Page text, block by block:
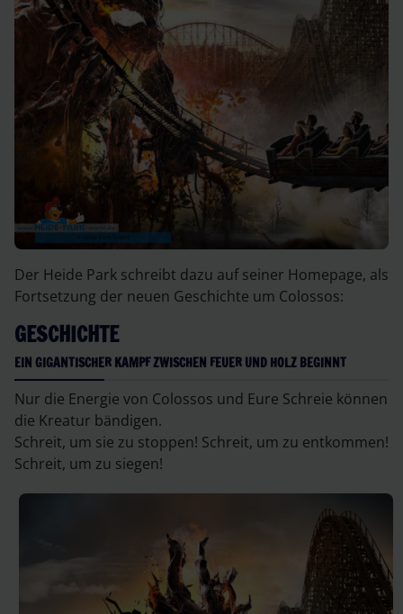
Der Heide Park schreibt dazu auf seiner Homepage, als
Fortsetzung der neuen Geschichte um Colossos:
GESCHICHTE
EIN GIGANTISCHER KAMPF ZWISCHEN FEUER UND HOLZ BEGINNT
Nur die Energie von Colossos und Eure Schreie können
die Kreatur bändigen.
Schreit, um sie zu stoppen! Schreit, um zu entkommen!
Schreit, um zu siegen!